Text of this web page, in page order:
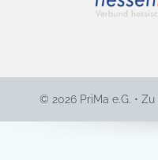
© 2026 PriMa e.G. •